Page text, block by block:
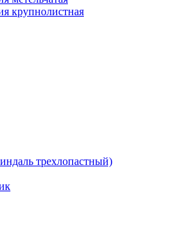
крупнолистная
трехлопастный)